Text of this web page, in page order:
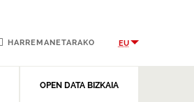
OPEN DATA BIZKAIA
HARREMANETARAKO EU